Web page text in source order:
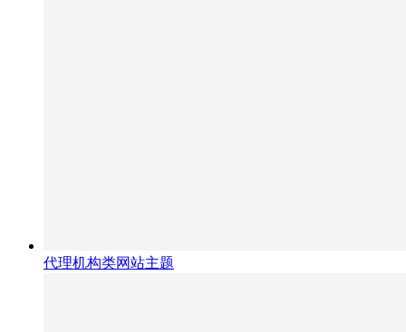
代理机构类网站主题